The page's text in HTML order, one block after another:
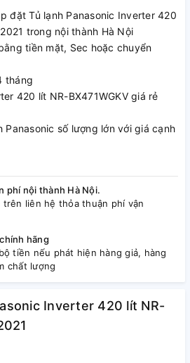
đặt Tủ lạnh Panasonic Inverter 420
trong nội thành Hà Nội
tiền mặt, Sec hoặc chuyển
tháng
420 lít NR-BX471WGKV giá rẻ
Panasonic số lượng lớn với giá cạnh
phí nội thành Hà Nội.
trên liên hệ thỏa thuận phí vận
hãng
tiền nếu phát hiện hàng giả, hàng
chất lượng
Inverter 420 lít NR-